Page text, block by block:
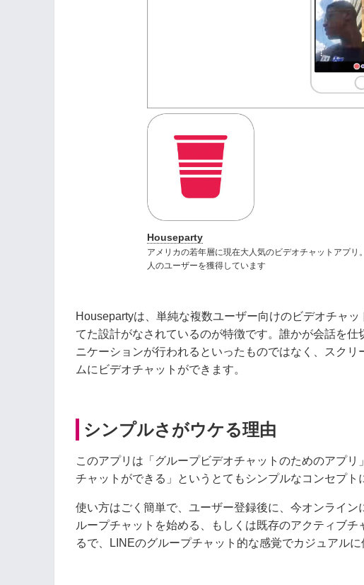
Houseparty
アメリカの若年層に現在大人気のビデオチャットアプ
人のユーザーを獲得しています
Housepartyは、単純な複数ユーザー向けのビデオチャ
てた設計がなされているのが特徴です。誰かが会話を
ニケーションが行われるといったものではなく、スク
ムにビデオチャットができます。
シンプルさがウケる理由
このアプリは「グループビデオチャットのためのアプ
チャットができる」というとてもシンプルなコンセプト
使い方はごく簡単で、ユーザー登録後に、今オンライ
ループチャットを始める、もしくは既存のアクティブ
るで、LINEのグループチャット的な感覚でカジュアルに